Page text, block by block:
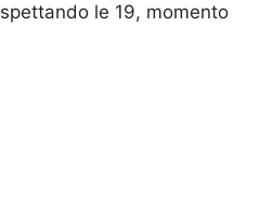
le 19, momento